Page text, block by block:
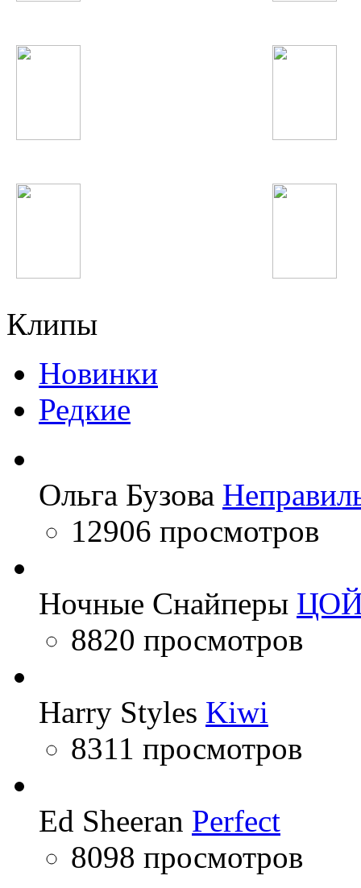
Клипы
Новинки
Редкие
Ольга Бузова
12906 просмотров
Ночные Снайперы
8820 просмотров
Harry Styles Kiwi
8311 просмотров
Ed Sheeran Perfect
8098 просмотров